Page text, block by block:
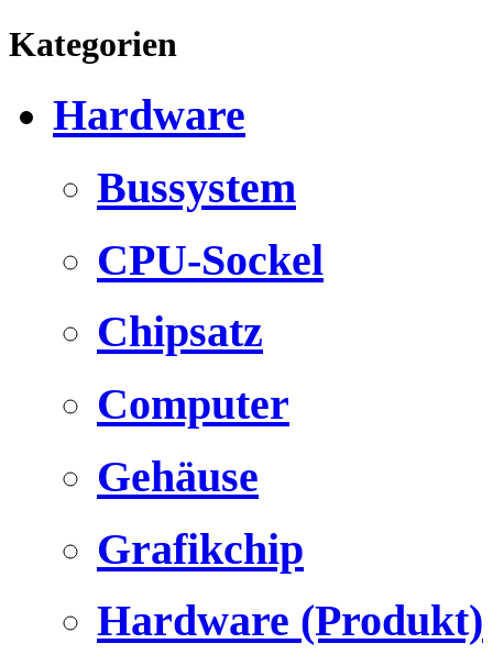
Kategorien
Hardware
Bussystem
CPU-Sockel
Chipsatz
Computer
Gehäuse
Grafikchip
Hardware (Produkt)